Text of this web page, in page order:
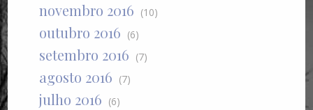
novembro 2016 (10)
outubro 2016 (6)
setembro 2016 (7)
agosto 2016 (7)
julho 2016 (6)